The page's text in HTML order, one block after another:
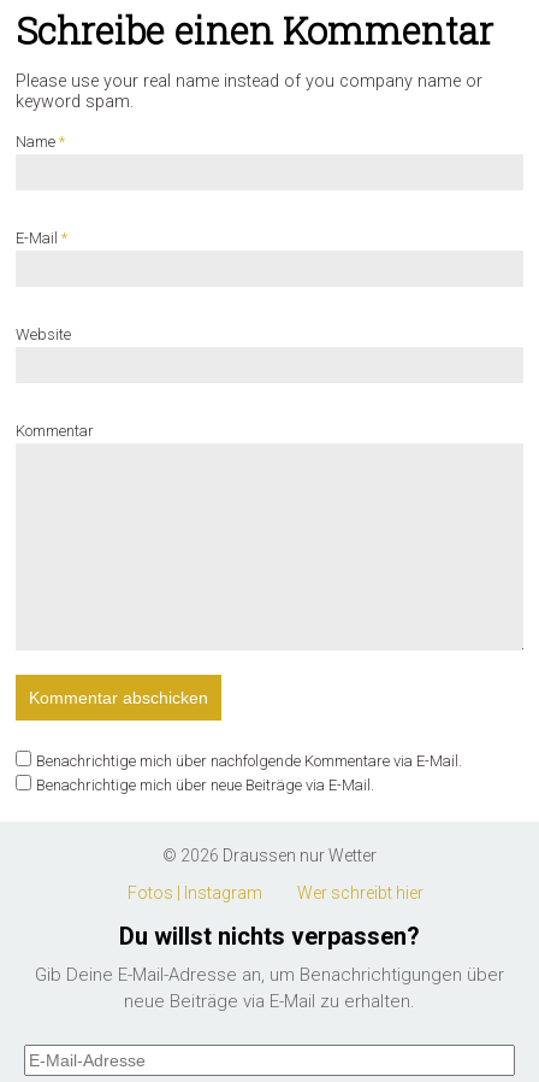
Schreibe einen Kommentar
Please use your real name instead of you company name or
keyword spam.
Name*
E-Mail*
Website
Kommentar
Benachrichtige mich über nachfolgende Kommentare via E-Mail.
Benachrichtige mich über neue Beiträge via E-Mail.
© 2026 Draussen nur Wetter
Fotos | Instagram
Wer schreibt hier
Du willst nichts verpassen?
Gib Deine E-Mail-Adresse an, um Benachrichtigungen über
neue Beiträge via E-Mail zu erhalten.
E-